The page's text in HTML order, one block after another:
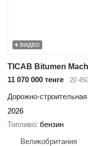
ВИДЕО
11 070 000 тенге 20
Дорожно-
2026
Топливо бензин
Великобритания